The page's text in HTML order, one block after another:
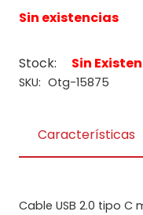
Sin existencias
Stock: Sin
SKU: Otg-15875
Características
Cable USB 2.0 tipo C